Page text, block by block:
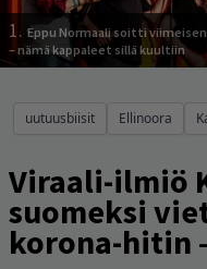
1. Eppu Normaali soitti
– nämä kappaleet sillä kuultiin
uutuusbiisit Ellinoora
Viraali-ilmiö
suomeksi
korona-hitin